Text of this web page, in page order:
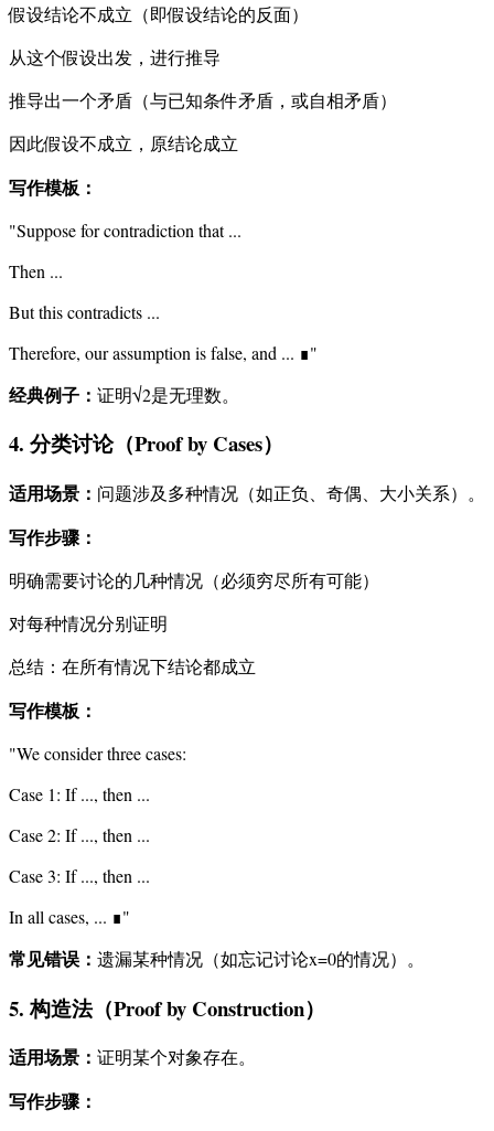
假设结论不成立（即假设结论的反面）
从这个假设出发，进行推导
推导出一个矛盾（与已知条件矛盾，或自相矛盾）
因此假设不成立，原结论成立
写作模板：
"Suppose for contradiction that ...
Then ...
But this contradicts ...
Therefore, our assumption is false, and ... ∎"
经典例子： 证明√2是无理数。
4. 分类讨论（Proof by Cases）
适用场景： 问题涉及多种情况（如正负、奇偶、大小关系）。
写作步骤：
明确需要讨论的几种情况（必须穷尽所有可能）
对每种情况分别证明
总结：在所有情况下结论都成立
写作模板：
"We consider three cases:
Case 1: If ..., then ...
Case 2: If ..., then ...
Case 3: If ..., then ...
In all cases, ... ∎"
常见错误： 遗漏某种情况（如忘记讨论x=0的情况）。
5. 构造法（Proof by Construction）
适用场景： 证明某个对象存在。
写作步骤：